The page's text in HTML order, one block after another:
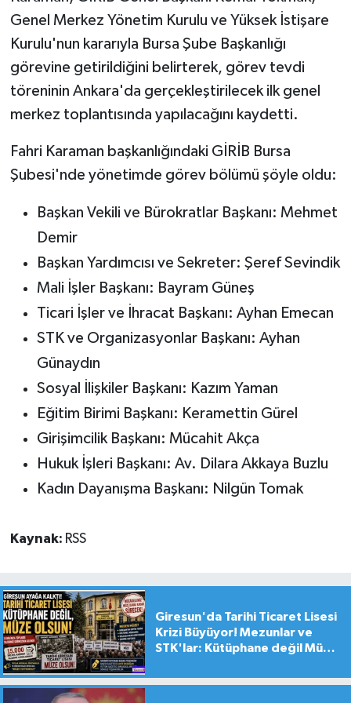
Genel Merkez Yönetim Kurulu ve Yüksek İstişare
Kurulu'nun kararıyla Bursa Şube Başkanlığı
görevine getirildiğini belirterek, görev tevdi
töreninin Ankara'da gerçekleştirilecek ilk genel
merkez toplantısında yapılacağını kaydetti.
Fahri Karaman başkanlığındaki GİRİB Bursa
Şubesi'nde yönetimde görev bölümü şöyle oldu:
Başkan Vekili ve Bürokratlar Başkanı: Mehmet
Demir
Başkan Yardımcısı ve Sekreter: Şeref Sevindik
Mali İşler Başkanı: Bayram Güneş
Ticari İşler ve İhracat Başkanı: Ayhan Emecan
STK ve Organizasyonlar Başkanı: Ayhan
Günaydın
Sosyal İlişkiler Başkanı: Kazım Yaman
Eğitim Birimi Başkanı: Keramettin Gürel
Girişimcilik Başkanı: Mücahit Akça
Hukuk İşleri Başkanı: Av. Dilara Akkaya Buzlu
Kadın Dayanışma Başkanı: Nilgün Tomak
Kaynak: RSS
Giresun'da Tarihi Ticaret Lisesi
Krizi Büyüyor! Mezunlar ve
STK'lar: Kütüphane değil Müze